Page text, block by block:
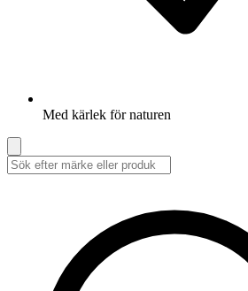
Med kärlek för naturen